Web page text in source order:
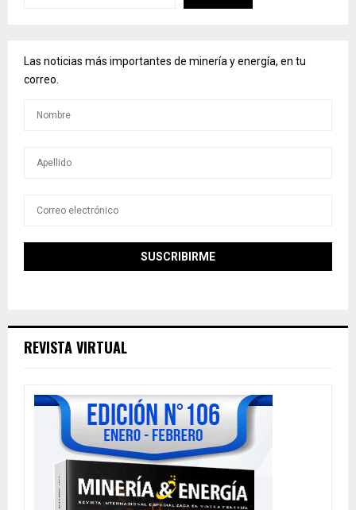
Las noticias más importantes de minería y energía, en tu
correo.
REVISTA VIRTUAL